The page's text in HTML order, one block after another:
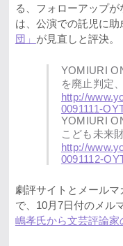
る、フォローアップ
は、公演での託児に助
団」 が見直しと評決。
YOMIURI
を廃止判定
http://
0091111-
YOMIURI
こども未来
http://
0091112-
劇評サイトとメール
で、10月7日付のメル
嶋孝氏から文芸評論家